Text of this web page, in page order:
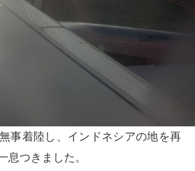
事着陸し、インドネシアの地を再
息つきました。